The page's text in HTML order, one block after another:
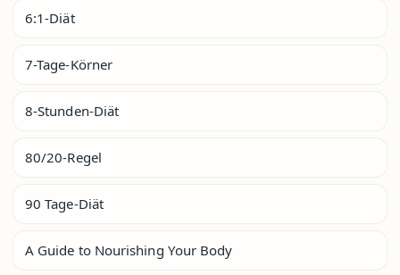
6:1-Diät
7-Tage-Körner
8-Stunden-Diät
80/20-Regel
90 Tage-Diät
A Guide to Nourishing Your Body